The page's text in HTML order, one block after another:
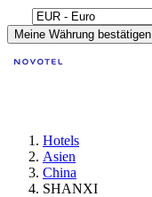
Meine Währung bestätigen
Hotels
Asien
China
SHANXI